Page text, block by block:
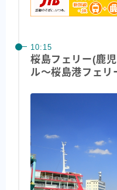
10:15
桜島フェリー(鹿
ル〜桜島港フェリ